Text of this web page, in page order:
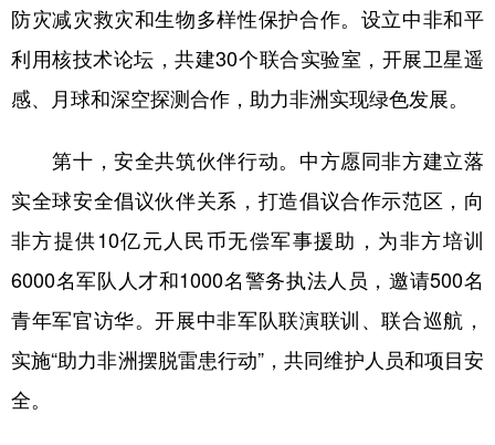
防灾减灾救灾和生物多样性保护合作。设立中非和平
利用核技术论坛，共建30个联合实验室，开展卫星遥
感、月球和深空探测合作，助力非洲实现绿色发展。
第十，安全共筑伙伴行动。中方愿同非方建立落
实全球安全倡议伙伴关系，打造倡议合作示范区，向
非方提供10亿元人民币无偿军事援助，为非方培训
6000名军队人才和1000名警务执法人员，邀请500名
青年军官访华。开展中非军队联演联训、联合巡航，
实施“助力非洲摆脱雷患行动”，共同维护人员和项目安
全。